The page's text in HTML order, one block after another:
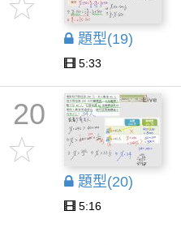
題型(19)
5:33
20
題型(20)
5:16